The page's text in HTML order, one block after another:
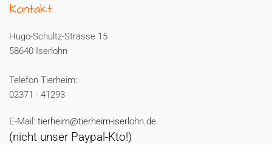
Kontakt
Hugo-Schultz-Strasse 15
58640 Iserlohn
Telefon Tierheim:
02371 - 41293
E-Mail: tierheim@tierheim-iserlohn.de
(nicht unser Paypal-Kto!)